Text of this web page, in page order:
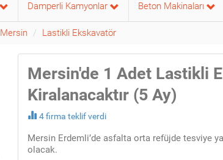
Damperli Kamyonlar Beton Makinaları
Mersin Lastikli Ekskavatör
Mersin'de 1 Adet Lastikli
Kiralanacaktır (5 Ay)
4 firma teklif verdi
Mersin Erdemli’de asfalta orta refüjde tesviye
olacak.